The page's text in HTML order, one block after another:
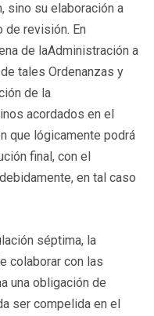
sino su elaboración a
revisión. En
de laAdministración a
tales Ordenanzas y
de la
acordados en el
que lógicamente podrá
final, con el
en tal caso
séptima, la
colaborar con las
una obligación de
ser compelida en el